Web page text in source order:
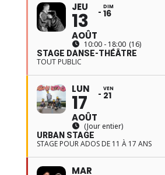
JEU
13
AOÛT
DIM
16
10:00 - 18:00 (16)
STAGE DANSE-THÉÂTRE
TOUT PUBLIC
LUN
17
AOÛT
VEN
21
(Jour entier)
URBAN STAGE
STAGE POUR ADOS DE 11 À 17 ANS
MAR